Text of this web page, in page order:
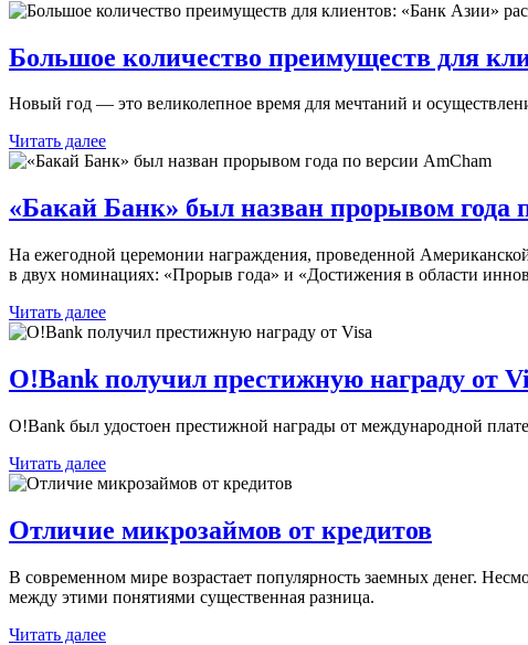
Большое количество преимуществ для
Новый год — это великолепное время для мечтаний и
Читать далее
«Бакай Банк» был назван прорывом года
На ежегодной церемонии награждения, проведенной
в двух номинациях: «Прорыв года» и «Достижения в области
Читать далее
O!Bank получил престижную награду от
O!Bank был удостоен престижной награды от международной
Читать далее
Отличие микрозаймов от кредитов
В современном мире возрастает популярность заемных денег.
между этими понятиями существенная разница.
Читать далее